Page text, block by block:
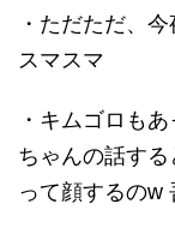
・ただただ、
スマスマ
・キムゴロも
ちゃんの話す
って顔するのw